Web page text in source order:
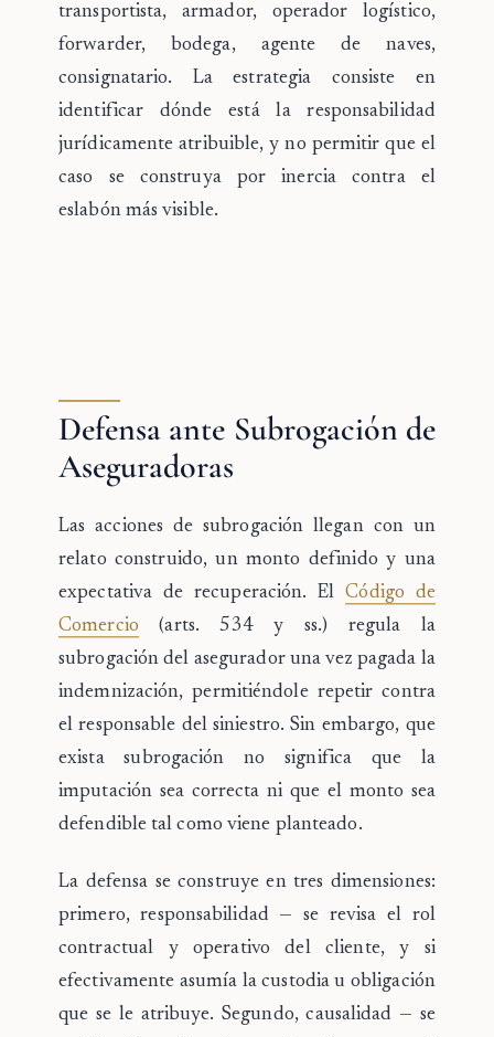
transportista, armador, operador logístico,
forwarder, bodega, agente de naves,
consignatario. La estrategia consiste en
identificar dónde está la responsabilidad
jurídicamente atribuible, y no permitir que el
caso se construya por inercia contra el
eslabón más visible.
Defensa ante Subrogación de
Aseguradoras
Las acciones de subrogación llegan con un
relato construido, un monto definido y una
expectativa de recuperación. ElCódigo de
Comercio (arts. 534 y ss.) regula la
subrogación del asegurador una vez pagada la
indemnización, permitiéndole repetir contra
el responsable del siniestro. Sin embargo, que
exista subrogación no significa que la
imputación sea correcta ni que el monto sea
defendible tal como viene planteado.
La defensa se construye en tres dimensiones:
primero,responsabilidad — se revisa el rol
contractual y operativo del cliente, y si
efectivamente asumía la custodia u obligación
que se le atribuye. Segundo,causalidad — se